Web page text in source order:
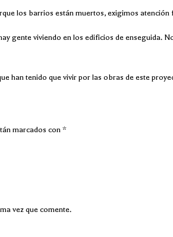
los barrios están muertos, exigimos
gente viviendo en los edificios de enseguida.
han tenido que vivir por las obras de este
marcados con *
vez que comente.